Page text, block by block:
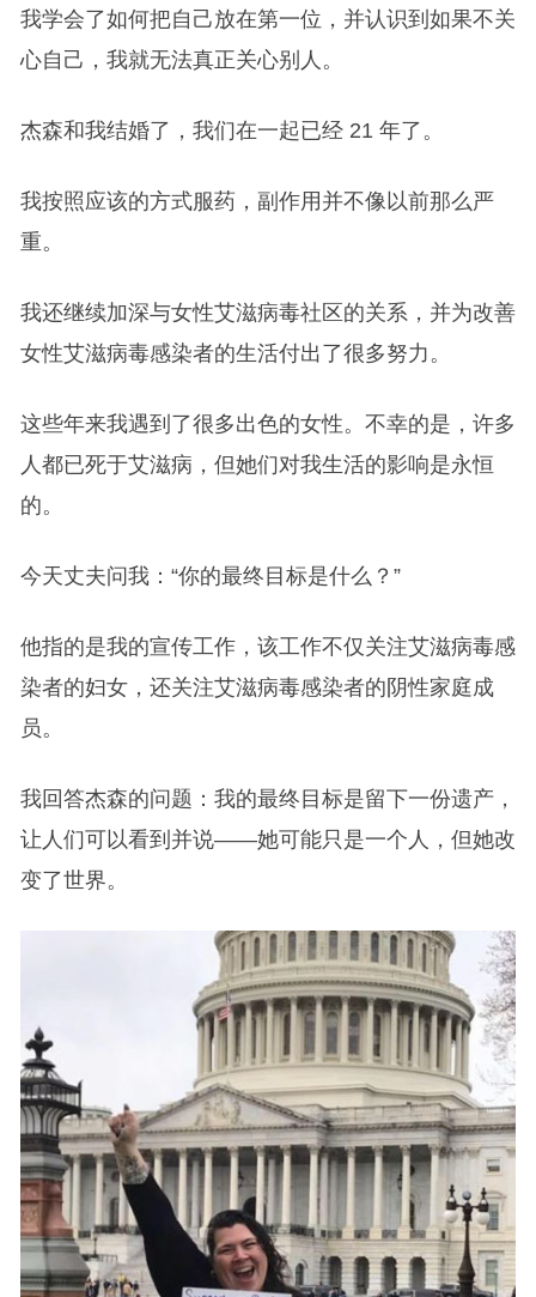
我学会了如何把自己放在第一位，并认识到如果不关
心自己，我就无法真正关心别人。
杰森和我结婚了，我们在一起已经 21 年了。
我按照应该的方式服药，副作用并不像以前那么严
重。
我还继续加深与女性艾滋病毒社区的关系，并为改善
女性艾滋病毒感染者的生活付出了很多努力。
这些年来我遇到了很多出色的女性。不幸的是，许多
人都已死于艾滋病，但她们对我生活的影响是永恒
的。
今天丈夫问我：“你的最终目标是什么？”
他指的是我的宣传工作，该工作不仅关注艾滋病毒感
染者的妇女，还关注艾滋病毒感染者的阴性家庭成
员。
我回答杰森的问题：我的最终目标是留下一份遗产，
让人们可以看到并说——她可能只是一个人，但她改
变了世界。